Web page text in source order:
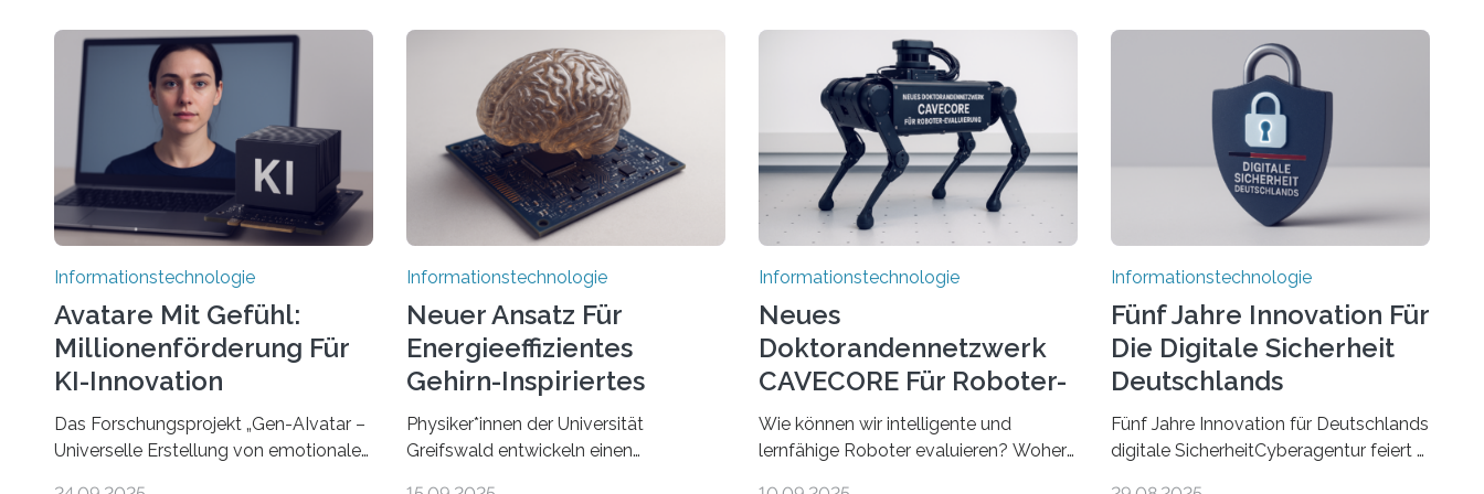
Informationstechnologie
Avatare Mit Gefühl:
Millionenförderung Für
KI-Innovation
Das Forschungsprojekt „Gen-AIvatar –
Universelle Erstellung von emotionalen
Informationstechnologie
Neuer Ansatz Für
Energieeffizientes
Gehirn-Inspiriertes
Rechnen
Physiker*innen der Universität
Greifswald entwickeln einen
Informationstechnologie
Neues
Doktorandennetzwerk
CAVECORE Für Roboter-
Evaluierung
Wie können wir intelligente und
lernfähige Roboter evaluieren? Woher
Informationstechnologie
Fünf Jahre Innovation Für
Die Digitale Sicherheit
Deutschlands
Fünf Jahre Innovation für Deutschlands
digitale SicherheitCyberagentur feiert 5.